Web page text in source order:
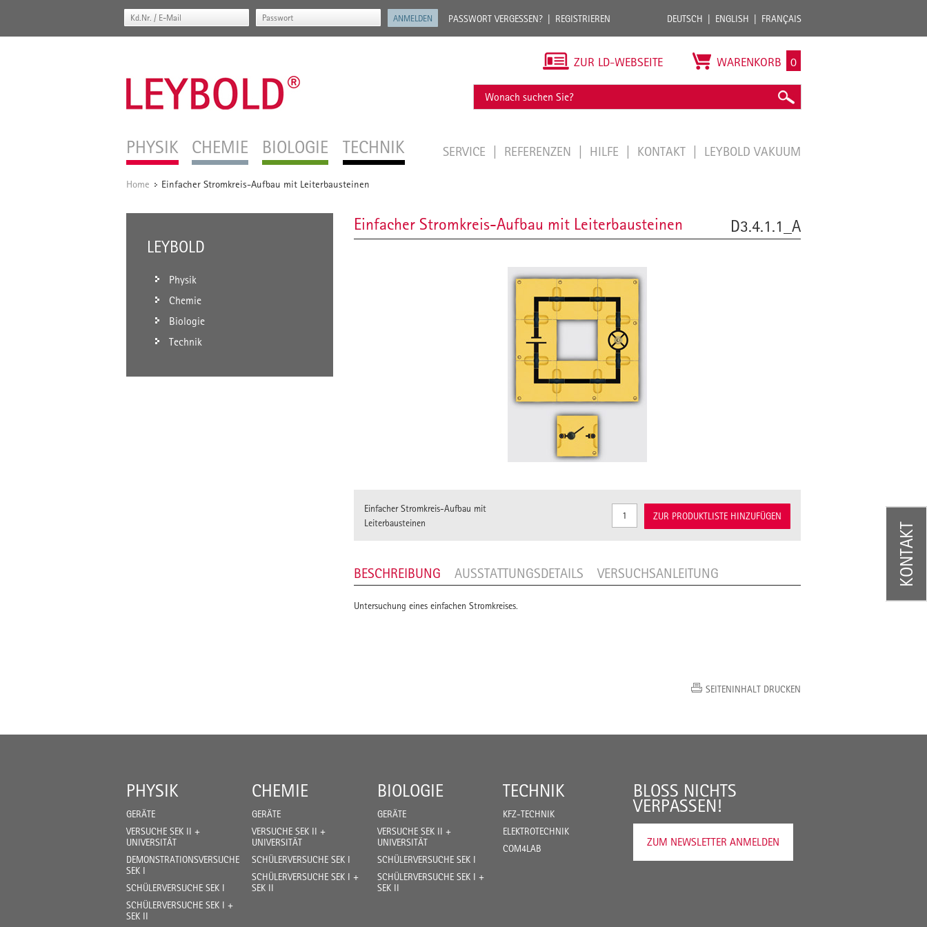
PASSWORT VERGESSEN? REGISTRIEREN DEUTSCH ENGLISH FRANÇAIS
PHYSIK CHEMIE BIOLOGIE TECHNIK
ZUR LD-WEBSEITE WARENKORB 0
SERVICE REFERENZEN HILFE KONTAKT LEYBOLD VAKUUM
Home / Einfacher Stromkreis-Aufbau mit Leiterbausteinen
LEYBOLD
Physik
Chemie
Biologie
Technik
Einfacher Stromkreis-Aufbau mit Leiterbausteinen D3.4.1.1_A
Einfacher Stromkreis-Aufbau mit
Leiterbausteinen
ZUR PRODUKTLISTE HINZUFÜGEN
BESCHREIBUNG AUSSTATTUNGSDETAILS VERSUCHSANLEITUNG
Untersuchung eines einfachen Stromkreises.
SEITENINHALT DRUCKEN
PHYSIK
GERÄTE
VERSUCHE SEK II +
UNIVERSITÄT
DEMONSTRATIONSVERSUCHE
SEK I
SCHÜLERVERSUCHE SEK I
SCHÜLERVERSUCHE SEK I +
SEK II
CHEMIE
GERÄTE
VERSUCHE SEK II +
UNIVERSITÄT
SCHÜLERVERSUCHE SEK I
SCHÜLERVERSUCHE SEK I +
SEK II
BIOLOGIE
GERÄTE
VERSUCHE SEK II +
UNIVERSITÄT
SCHÜLERVERSUCHE SEK I
SCHÜLERVERSUCHE SEK I +
SEK II
TECHNIK
KFZ-TECHNIK
ELEKTROTECHNIK
COM4LAB
BLOSS NICHTS V
ERPASSEN!
ZUM NEWSLETTER ANMELDEN
KONTAKT